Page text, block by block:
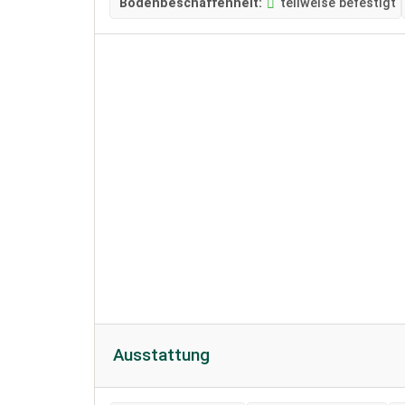
Bodenbeschaffenheit: teilweise befestigt
Ausstattung